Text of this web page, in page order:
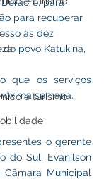
e turismo
para recuperar
às dez
povo Katukina,
que os serviços
semana.
o gerente
do Sul, Evanilson
Municipal